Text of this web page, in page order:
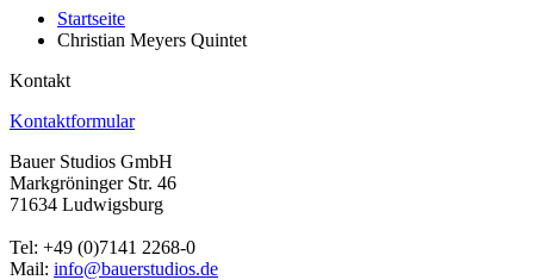
Startseite
Christian Meyers Quintet
Kontakt
Kontaktformular
Bauer Studios GmbH
Markgröninger Str. 46
71634 Ludwigsburg
Tel: +49 (0)7141 2268-0
Mail: info@bauerstudios.de